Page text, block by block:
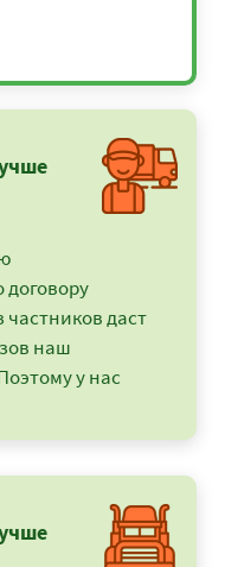
договору
частников даст
наш
у нас